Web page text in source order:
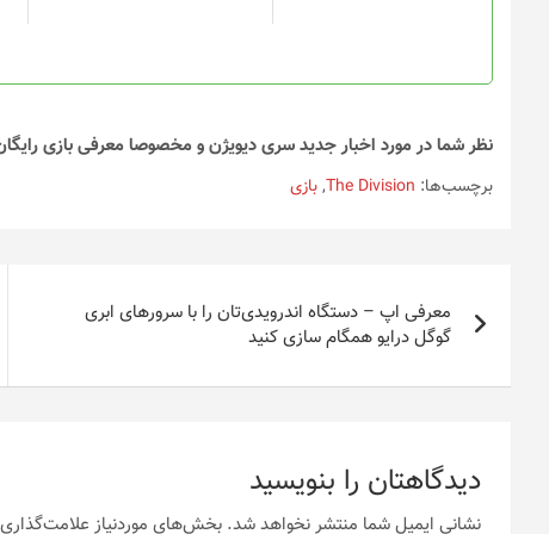
محصول
شوند
نظر شما در مورد اخبار جدید سری دیویژن و مخصوصا معرفی بازی
برچسب‌ها: The Division
,بازی
راهبری
نوشتهمعرفی اپ – دستگاه اندرویدی‌تان را با سرورهای ابری
گوگل درایو همگام سازی کنید
دیدگاهتان را بنویسید
نشانی ایمیل شما منتشر نخواهد شد. بخش‌های موردنیاز